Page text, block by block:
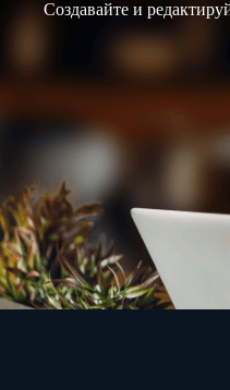
Создавайте и